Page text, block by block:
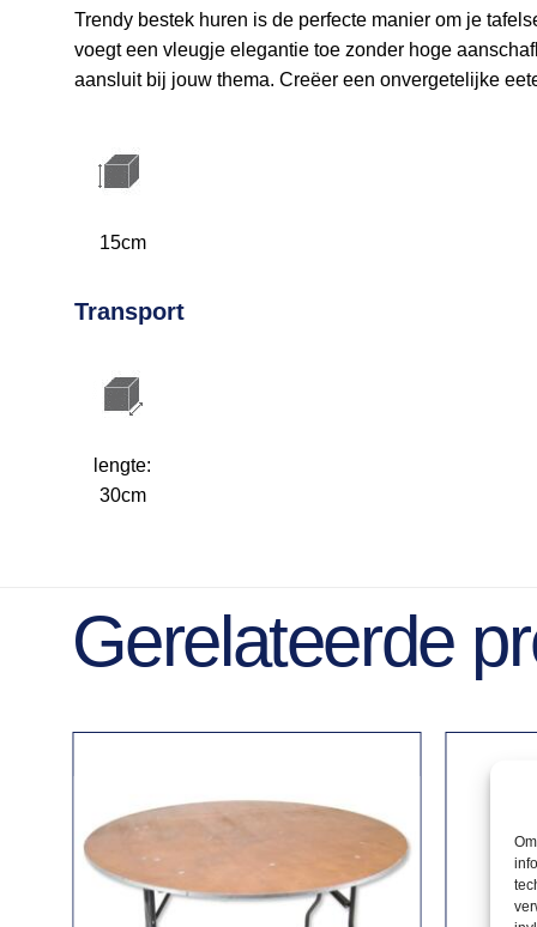
Trendy bestek huren is de perfecte manier om je
voegt een vleugje elegantie toe zonder hoge
aansluit bij jouw thema. Creëer een onvergetelijke
15cm
Transport
lengte:
30cm
Gerelateerde